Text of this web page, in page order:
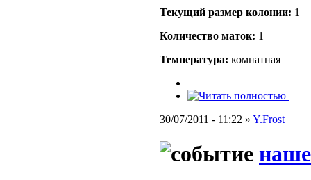
Текущий размер кoлонии: 1
Количество маток: 1
Температура: комнатная
30/07/2011 - 11:22 » Y.Frost